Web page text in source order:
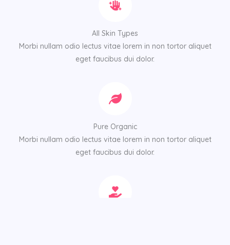
All Skin Types
Morbi nullam odio lectus vitae lorem in non tortor aliquet
eget faucibus dui dolor.
Pure Organic
Morbi nullam odio lectus vitae lorem in non tortor aliquet
eget faucibus dui dolor.